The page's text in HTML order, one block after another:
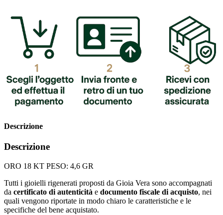
Descrizione
Descrizione
ORO 18 KT PESO: 4,6 GR
Tutti i gioielli rigenerati proposti da Gioia Vera sono accompagnati
da certificato di autenticità e documento fiscale di acquisto, nei
quali vengono riportate in modo chiaro le caratteristiche e le
specifiche del bene acquistato.